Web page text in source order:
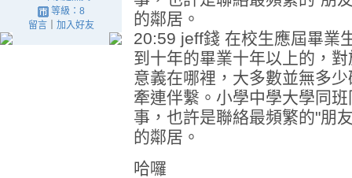
等級：8
留言｜ 加入好友
的鄰居。
20:59 jeff錢 在校生應屆畢業
到十年的畢業十年以上的，
意義在哪裡，大多數並無多
牽連伴繫。小學中學大學同
事，也許是聯絡最頻繁的"朋
的鄰居。
哈囉